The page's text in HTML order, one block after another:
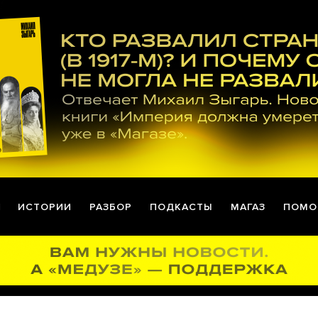
ИСТОРИИ РАЗБОР ПОДКАСТЫ МАГАЗ